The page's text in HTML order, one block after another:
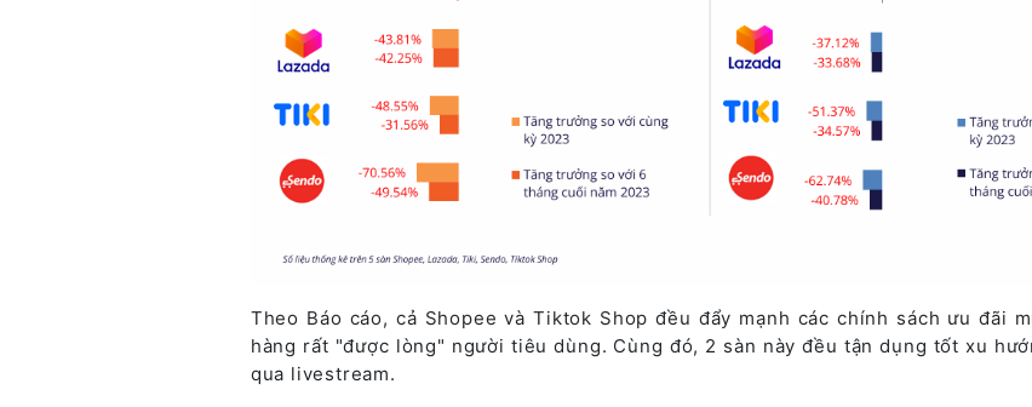
Theo Báo cáo, cả Shopee và Tiktok Shop đều đẩy mạnh các chính sách ưu đãi
hàng rất "được lòng" người tiêu dùng. Cùng đó, 2 sàn này đều tận dụng tốt xu
qua livestream.